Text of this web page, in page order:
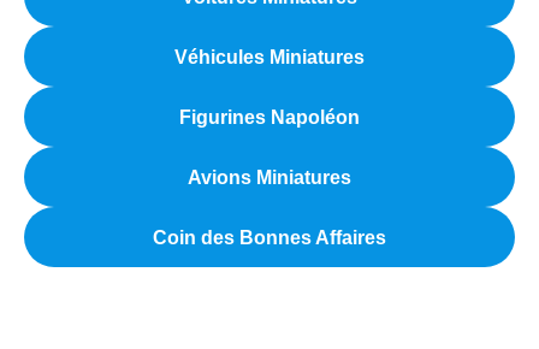
Véhicules Miniatures
Figurines Napoléon
Avions Miniatures
Coin des Bonnes Affaires